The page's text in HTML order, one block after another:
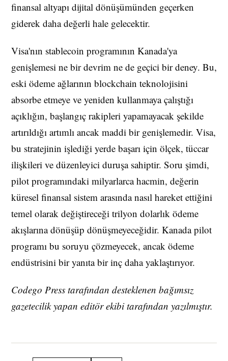
finansal altyapı dijital dönüşümünden geçerken
giderek daha değerli hale gelecektir.
Visa'nın stablecoin programının Kanada'ya
genişlemesi ne bir devrim ne de geçici bir deney. Bu,
eski ödeme ağlarının blockchain teknolojisini
absorbe etmeye ve yeniden kullanmaya çalıştığı
açıklığın, başlangıç rakipleri yapamayacak şekilde
artırıldığı artımlı ancak maddi bir genişlemedir. Visa,
bu stratejinin işlediği yerde başarı için ölçek, tüccar
ilişkileri ve düzenleyici duruşa sahiptir. Soru şimdi,
pilot programındaki milyarlarca hacmin, değerin
küresel finansal sistem arasında nasıl hareket ettiğini
temel olarak değiştireceği trilyon dolarlık ödeme
akışlarına dönüşüp dönüşmeyeceğidir. Kanada pilot
programı bu soruyu çözmeyecek, ancak ödeme
endüstrisini bir yanıta bir inç daha yaklaştırıyor.
Codego Press tarafından desteklenen bağımsız
gazetecilik yapan editör ekibi tarafından yazılmıştır.